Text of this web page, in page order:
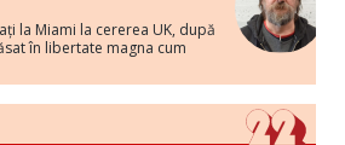
la Miami la cererea UK, după
în libertate magna cum